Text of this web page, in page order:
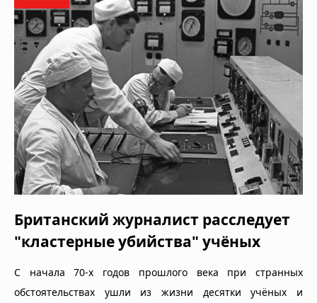
Британский журналист расследует
"кластерные убийства" учёных
С начала 70-х годов прошлого века при странных
обстоятельствах ушли из жизни десятки учёных и